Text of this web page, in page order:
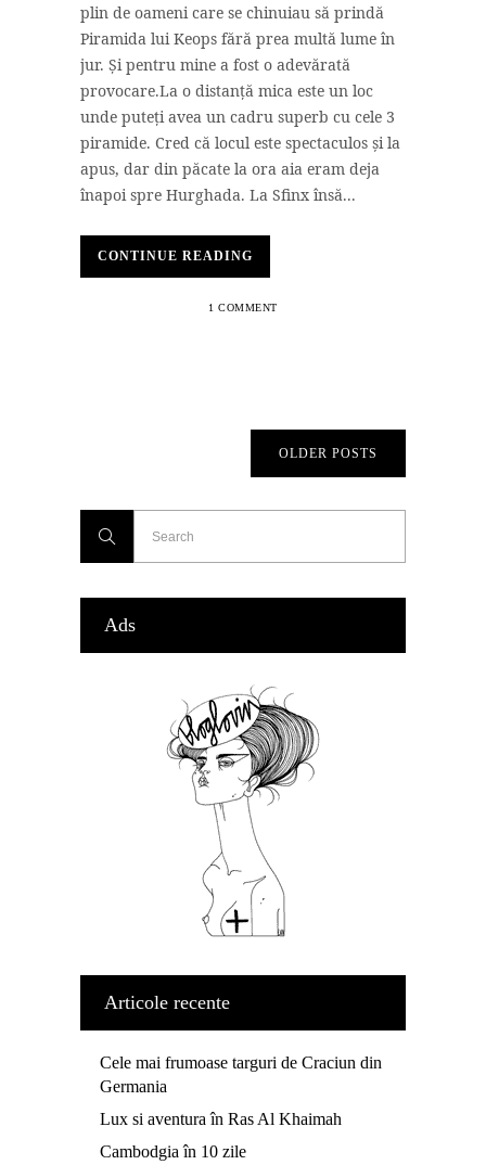
plin de oameni care se chinuiau să prindă
Piramida lui Keops fără prea multă lume în
jur. Și pentru mine a fost o adevărată
provocare.La o distanță mica este un loc
unde puteți avea un cadru superb cu cele 3
piramide. Cred că locul este spectaculos și la
apus, dar din păcate la ora aia eram deja
înapoi spre Hurghada. La Sfinx însă...
CONTINUE READING
1 COMMENT
OLDER POSTS
Ads
Articole recente
Cele mai frumoase targuri de Craciun din
Germania
Lux si aventura în Ras Al Khaimah
Cambodgia în 10 zile